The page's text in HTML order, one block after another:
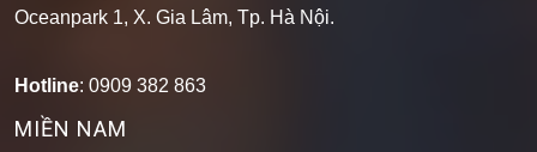
Oceanpark 1, X. Gia Lâm, Tp. Hà Nội.
Hotline: 0909 382 863
MIỀN NAM